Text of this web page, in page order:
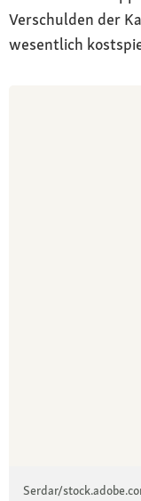
Verschulden der
wesentlich
Serdar/